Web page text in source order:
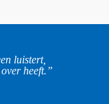
luistert,
heeft.”